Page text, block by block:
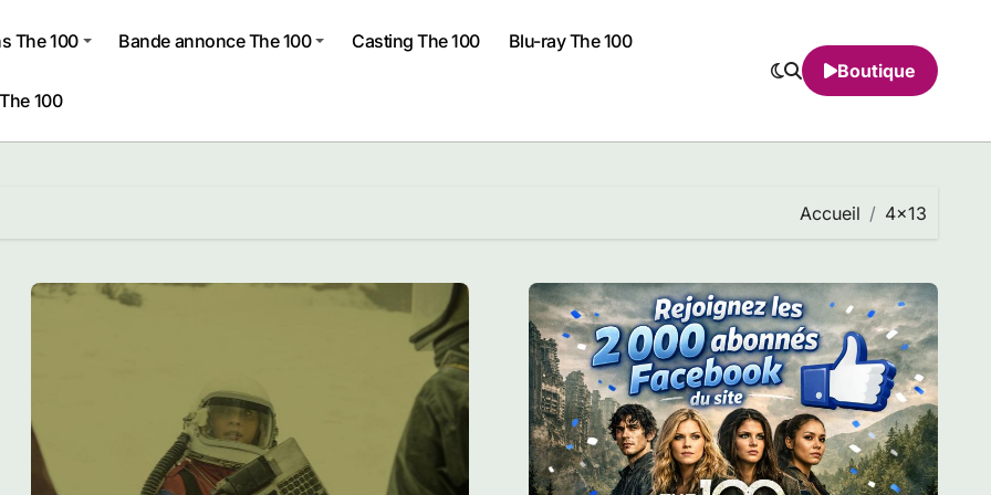
The 100 Bande annonce The 100 Casting The 100 Blu-ray The 100
100
Boutique
Accueil 4×13